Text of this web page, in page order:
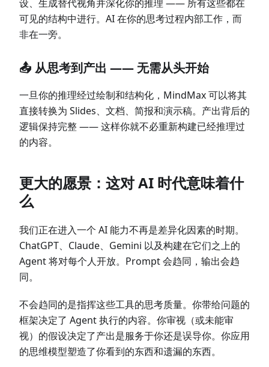
设、生成替代视角并深化你的推理 —— 所有这些都在
可见的结构中进行。AI 在你的思考过程内部工作，而
非在一旁。
📤 从思考到产出 —— 无需从头开始
一旦你的推理经过绘制和结构化，MindMax 可以将其
直接转换为 Slides、文档、简报和演示稿。产出背后的
逻辑保持完整 —— 这样你就不必重新构建已经推理过
的内容。
更大的愿景：这对 AI 时代意味着什
么
我们正在进入一个 AI 能力不再是差异化因素的时期。
ChatGPT、Claude、Gemini 以及构建在它们之上的
Agent 将对每个人开放。Prompt 会趋同，输出会趋
同。
不会趋同的是指挥这些工具的思考质量。你带给问题的
框架决定了 Agent 执行的内容。你审视（或未能审
视）的假设决定了产出是服务于你还是误导你。你应用
的思维模型塑造了你看到的东西和遗漏的东西。